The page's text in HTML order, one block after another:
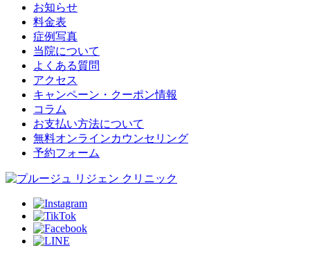
お知らせ
料金表
症例写真
当院について
よくある質問
アクセス
キャンペーン・クーポン情報
コラム
お支払い方法について
無料オンラインカウンセリング
予約フォーム